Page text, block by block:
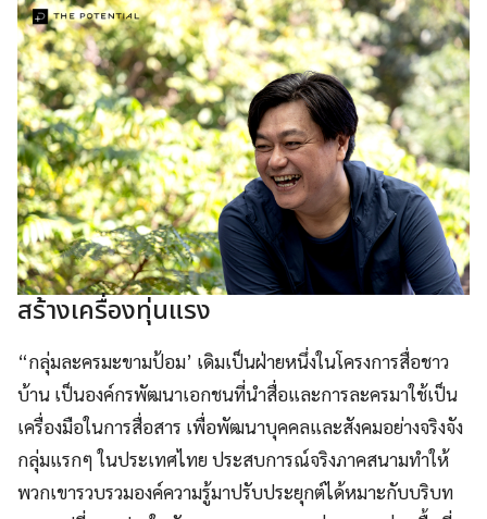
สร้างเครื่องทุ่นแรง
“กลุ่มละครมะขามป้อม’ เดิมเป็นฝ่ายหนึ่งในโครงการสื่อชาว
บ้าน เป็นองค์กรพัฒนาเอกชนที่นำสื่อและการละครมาใช้เป็น
เครื่องมือในการสื่อสาร เพื่อพัฒนาบุคคลและสังคมอย่างจริงจัง
กลุ่มแรกๆ ในประเทศไทย ประสบการณ์จริงภาคสนามทำให้
พวกเขารวบรวมองค์ความรู้มาปรับประยุกต์ได้หมาะกับบริบท